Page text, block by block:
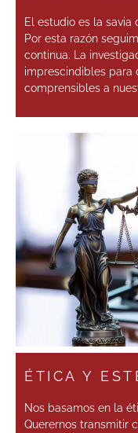
El estudio es la savia
Por esta razón
continua. La
imprescindibles para
comprensibles a
ÉTICA Y
Nos basamos en la
Querernos transmitir